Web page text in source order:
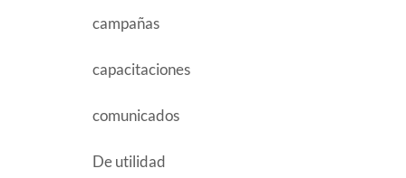
campañas
capacitaciones
comunicados
De utilidad